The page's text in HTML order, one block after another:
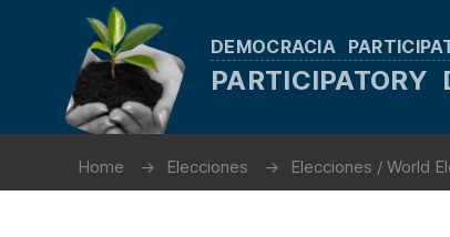
DEMOCRACIA
PARTICIPATORY
Home Elecciones Elecciones / World